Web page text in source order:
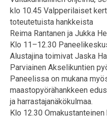
klo 10.45 Valpperilaiset
toteutetuista hankkeista
Reima Rantanen ja Jukka
Klo 11–12.30
Alustajina toimivat Jaska
Parviainen Akselikuntien
Paneelissa on mukana
maastopyörähankkeen
ja harrastajanäkökulmaa.
Klo 12.30